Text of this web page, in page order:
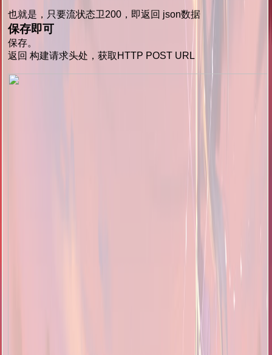
也就是，只要流状态卫200，即返回 json数据
保存即可
保存。
返回 构建请求头处，获取HTTP POST URL